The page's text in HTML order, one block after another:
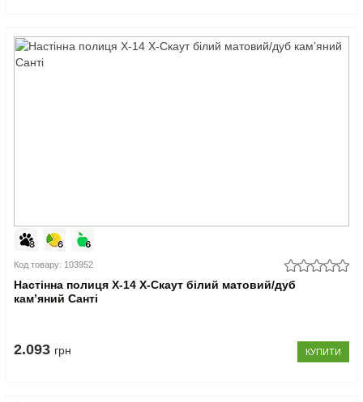
Код товару: 103952
Настінна полиця Х-14 X-Скаут білий матовий/дуб
кам’яний Санті
2.093 грн КУПИТИ